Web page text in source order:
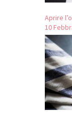
Aprire
10